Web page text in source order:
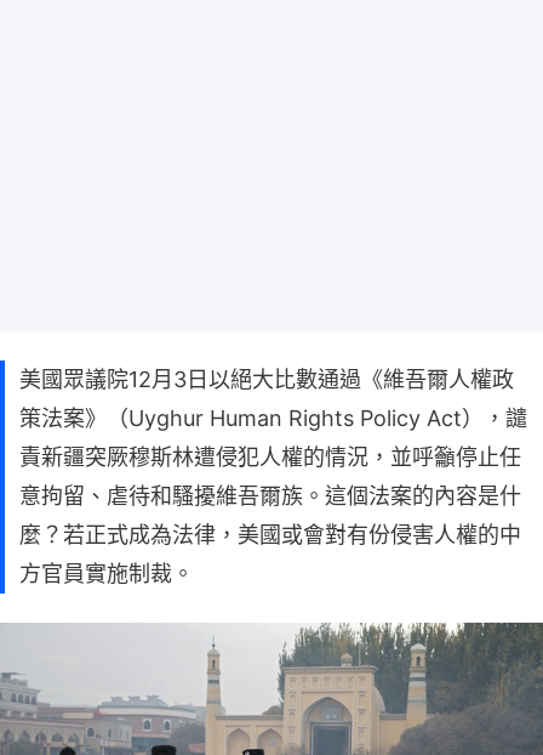
美國眾議院12月3日以絕大比數通過《維吾爾人權政
策法案》（Uyghur Human Rights Policy Act），譴
責新疆突厥穆斯林遭侵犯人權的情況，並呼籲停止任
意拘留、虐待和騷擾維吾爾族。這個法案的內容是什
麼？若正式成為法律，美國或會對有份侵害人權的中
方官員實施制裁。